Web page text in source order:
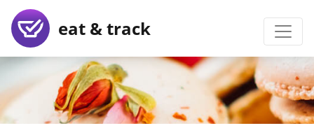
eat & track